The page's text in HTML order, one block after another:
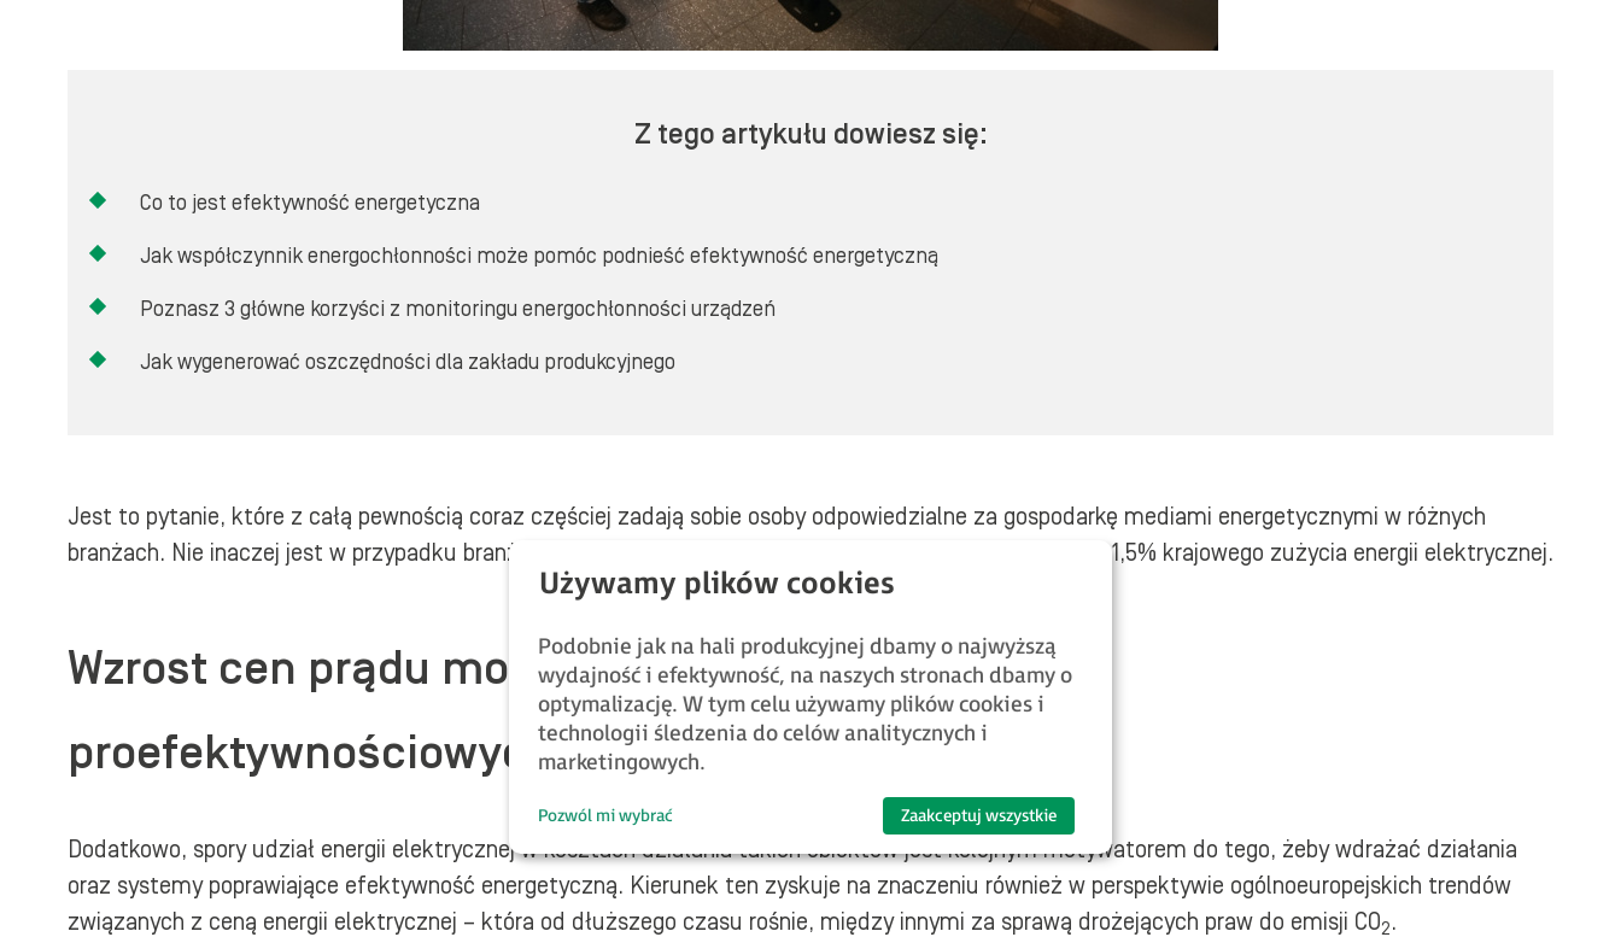
Z tego artykułu dowiesz się:
Co to jest efektywność energetyczna
Jak współczynnik energochłonności może pomóc podnieść efektywność energetyczną
Poznasz 3 główne korzyści z monitoringu energochłonności urządzeń
Jak wygenerować oszczędności dla zakładu produkcyjnego
Jest to pytanie, które z całą pewnością coraz częściej zadają sobie osoby odpowiedzialne za gospodarkę mediami energetycznymi w różnych
branżach. Nie inaczej jest w przypadku branży wodociągowo – kanalizacyjnej, która odpowiada za około 1,5% krajowego zużycia energii elektrycznej.
Wzrost cen prądu motorem napędowym działań
proefektywnościowych
Dodatkowo, spory udział energii elektrycznej w kosztach działania takich obiektów jest kolejnym motywatorem do tego, żeby wdrażać działania
oraz systemy poprawiające efektywność energetyczną. Kierunek ten zyskuje na znaczeniu również w perspektywie ogólnoeuropejskich trendów
związanych z ceną energii elektrycznej – która od dłuższego czasu rośnie, między innymi za sprawą drożejących praw do emisji CO2.
Podobnie jak na hali produkcyjnej dbamy o najwyższą
wydajność i efektywność, na naszych stronach dbamy o
optymalizację. W tym celu używamy plików cookies i
technologii śledzenia do celów analitycznych i
marketingowych.
Pozwól mi wybrać Zaakceptuj wszystkie